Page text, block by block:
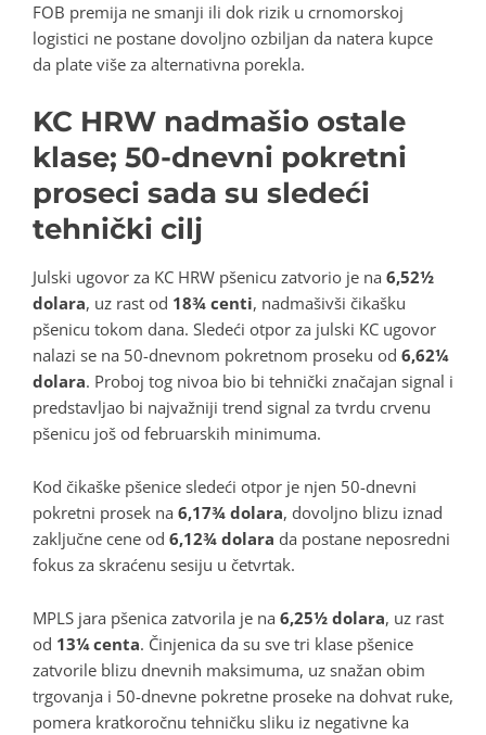
FOB premija ne smanji ili dok rizik u crnomorskoj
logistici ne postane dovoljno ozbiljan da natera kupce
da plate više za alternativna porekla.
KC HRW nadmašio ostale
klase; 50-dnevni pokretni
proseci sada su sledeći
tehnički cilj
Julski ugovor za KC HRW pšenicu zatvorio je na 6,52½
dolara, uz rast od 18¾ centi, nadmašivši čikašku
pšenicu tokom dana. Sledeći otpor za julski KC ugovor
nalazi se na 50-dnevnom pokretnom proseku od 6,62¼
dolara. Proboj tog nivoa bio bi tehnički značajan signal i
predstavljao bi najvažniji trend signal za tvrdu crvenu
pšenicu još od februarskih minimuma.
Kod čikaške pšenice sledeći otpor je njen 50-dnevni
pokretni prosek na 6,17¾ dolara, dovoljno blizu iznad
zaključne cene od 6,12¾ dolara da postane neposredni
fokus za skraćenu sesiju u četvrtak.
MPLS jara pšenica zatvorila je na 6,25½ dolara, uz rast
od 13¼ centa. Činjenica da su sve tri klase pšenice
zatvorile blizu dnevnih maksimuma, uz snažan obim
trgovanja i 50-dnevne pokretne proseke na dohvat ruke,
pomera kratkoročnu tehničku sliku iz negativne ka